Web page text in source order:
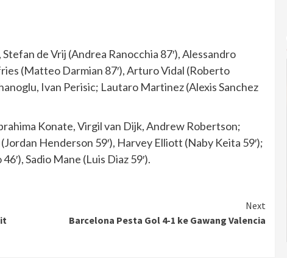
de Vrij (Andrea Ranocchia 87′), Alessandro
(Matteo Darmian 87′), Arturo Vidal (Roberto
Ivan Perisic; Lautaro Martinez (Alexis Sanchez
Konate, Virgil van Dijk, Andrew Robertson;
Henderson 59′), Harvey Elliott (Naby Keita 59′);
Sadio Mane (Luis Diaz 59′).
Next
Barcelona Pesta Gol 4-1 ke Gawang Valencia
Ducati Collezione 100 Debut di
Mugello, Usung 10 Desain Bersejarah
2 months ago Redaksi
JAK ONE – Perayaan satu abad perjalanan
terbatas yang mengangkat kembali sejumlah
livery paling...